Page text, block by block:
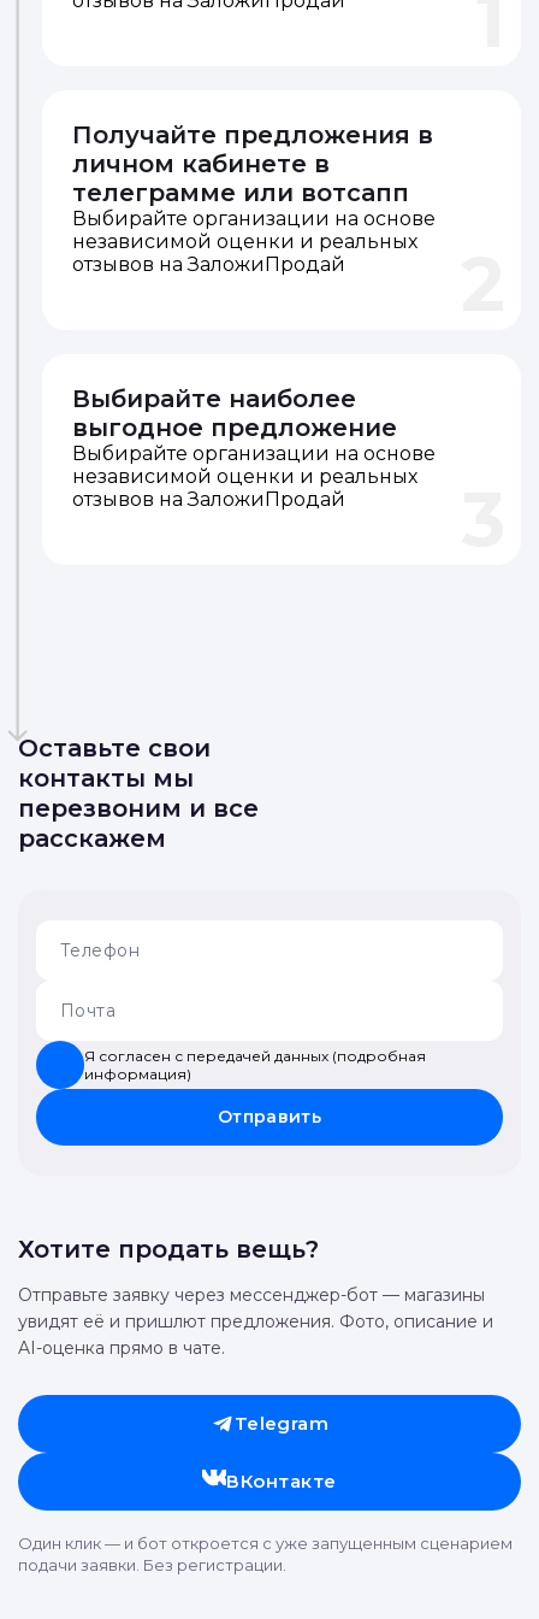
Получайте предложения в
личном кабинете в
телеграмме или вотсапп
Выбирайте организации на основе
независимой оценки и реальных
отзывов на ЗаложиПродай
Выбирайте наиболее
выгодное предложение
Выбирайте организации на основе
независимой оценки и реальных
отзывов на ЗаложиПродай
Оставьте свои
контакты мы
перезвоним и все
расскажем
Я согласен с передачей данных (подробная
информация)
Отправить
Хотите продать вещь?
Отправьте заявку через мессенджер-бот — магазины
увидят её и пришлют предложения. Фото, описание и
AI-оценка прямо в чате.
Telegram
ВКонтакте
Один клик — и бот откроется с уже запущенным сценарием
подачи заявки. Без регистрации.